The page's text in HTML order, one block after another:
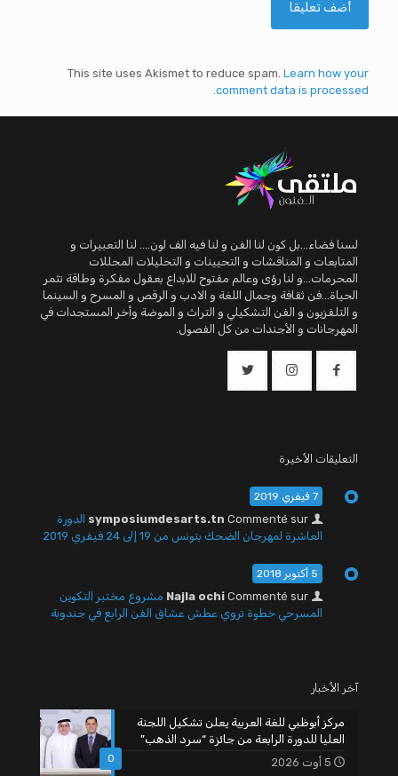
This site uses Akismet to reduce spam. Learn how your
comment data is processed.
لسنا فضاء...بل كون لنا الفن و لنا فيه الف لون.... لنا التعبيرات و
المتابعات و المناقشات و التحيينات و التحليلات المحللات
المحرمات...و لنا رؤى وعالم مفتوح للابداع بعقول مفكرة وطاقة تثمر
الحياة...فن ثقافة وجمال اللغة و الادب و الرقص و المسرح و السينما
و التلفزيون و الفن التشكيلي و التراث و الموضة وأخر المستجدات في
المهرجانات و الأجندات من كل الفصول.
التعليقات الأخيرة
7 فيفري 2019
symposiumdesarts.tn Commenté sur
الدورة
العاشرة لمهرجان الضحك بتونس من 19 إلى 24 فيفري 2019
5 أكتوبر 2018
Najla ochi Commenté sur
مشروع مختبر التكوين
المسرحي خطوة تروي عطش عشاق الفن الرابع في جندوبة
آخر الأخبار
0
مركز أبوظبي للغة العربية يعلن تشكيل اللجنة
العليا للدورة الرابعة من جائزة “سرد الذهب”
5 أوت 2026